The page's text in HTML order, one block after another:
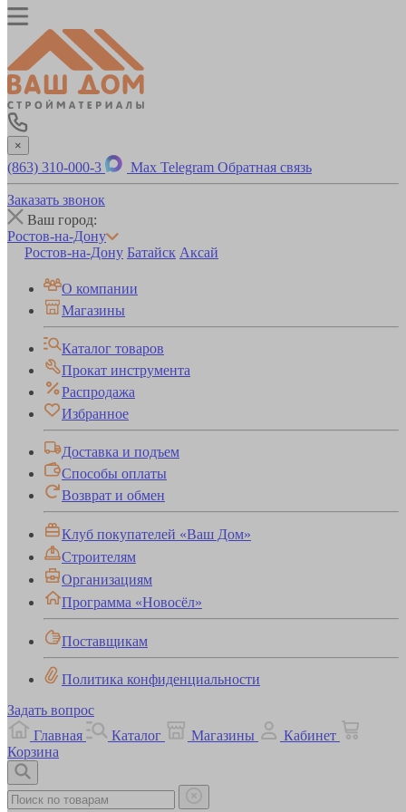
×
(863) 310-000-3 Max Telegram Обратная связь
Заказать звонок
Ваш город:
Ростов-на-Дону
Ростов-на-Дону Батайск Аксай
О компании
Магазины
Каталог товаров
Прокат инструмента
Распродажа
Избранное
Доставка и подъем
Способы оплаты
Возврат и обмен
Клуб покупателей «Ваш Дом»
Строителям
Организациям
Программа «Новосёл»
Поставщикам
Политика конфиденциальности
Задать вопрос
Главная
Каталог Магазины
Кабинет
Корзина